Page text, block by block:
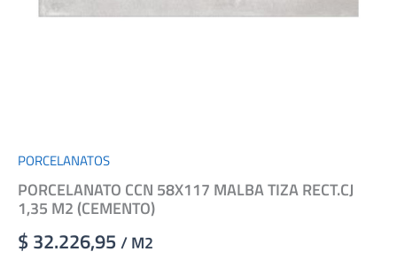
PORCELANATOS
PORCELANATO CCN 58X117 MALBA TIZA RECT.CJ
1,35 M2 (CEMENTO)
$ 32.226,95/ M2